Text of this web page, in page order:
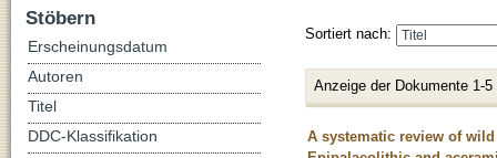
Sortiert nach:
Anzeige der Dokumente 1-5
A systematic review of
Stöbern
Erscheinungsdatum
Autoren
Titel
DDC-Klassifikation